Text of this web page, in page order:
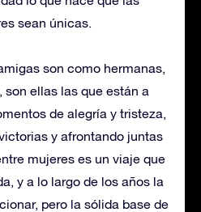
sean únicas.
son como hermanas,
son ellas las que están a
de alegría y tristeza,
y afrontando juntas
mujeres es un viaje que
y a lo largo de los años la
pero la sólida base de